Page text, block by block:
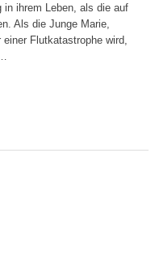
ihrem Leben, als die auf
Als die Junge Marie,
Flutkatastrophe wird,